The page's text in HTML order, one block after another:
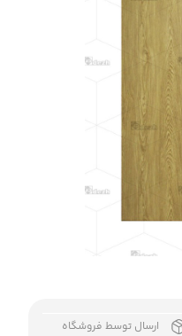
ارسال توسط فروشگاه